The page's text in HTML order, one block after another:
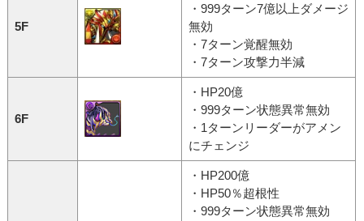
5F
・999ターン7億以上ダメージ
無効
・7ターン覚醒無効
・7ターン攻撃力半減
6F
・HP20億
・999ターン状態異常無効
・1ターンリーダーがアメン
にチェンジ
・HP200億
・HP50％超根性
・999ターン状態異常無効